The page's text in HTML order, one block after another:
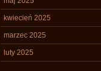
kwiecień 2025
marzec 2025
luty 2025